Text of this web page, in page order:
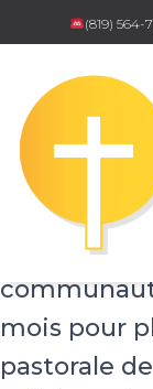
(819) 564-
Chaque
les
mois pour
pastorale